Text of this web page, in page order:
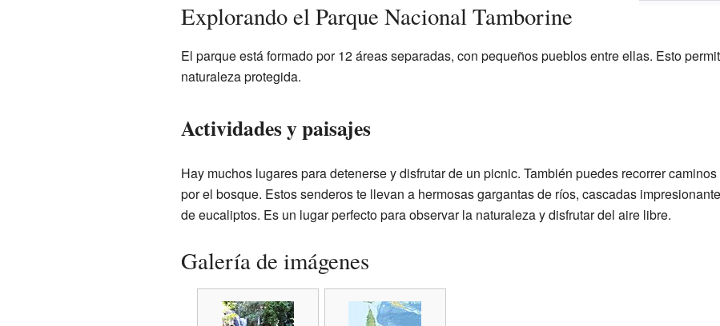
Explorando el Parque Nacional Tamborine
El parque está formado por 12 áreas separadas, con pequeños pueblos entre ellas. Esto
naturaleza protegida.
Actividades y paisajes
Hay muchos lugares para detenerse y disfrutar de un picnic. También puedes recorrer
por el bosque. Estos senderos te llevan a hermosas gargantas de ríos, cascadas
de eucaliptos. Es un lugar perfecto para observar la naturaleza y disfrutar del aire libre.
Galería de imágenes